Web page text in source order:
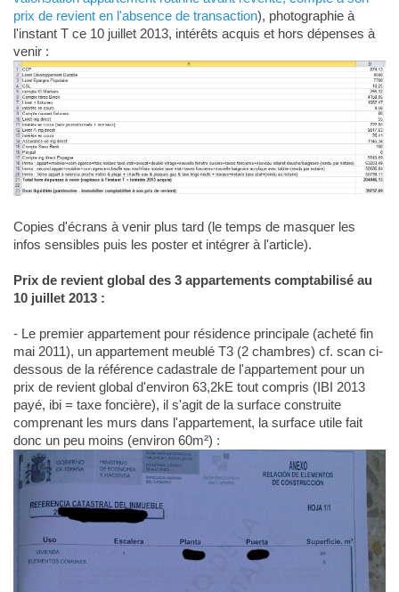
prix de revient en l'absence de transaction), photographie à
l'instant T ce 10 juillet 2013, intérêts acquis et hors dépenses à
venir :
Copies d'écrans à venir plus tard (le temps de masquer les
infos sensibles puis les poster et intégrer à l'article).
Prix de revient global des 3 appartements comptabilisé au
10 juillet 2013 :
- Le premier appartement pour résidence principale (acheté fin
mai 2011), un appartement meublé T3 (2 chambres) cf. scan ci-
dessous de la référence cadastrale de l'appartement pour un
prix de revient global d'environ 63,2kE tout compris (IBI 2013
payé, ibi = taxe foncière), il s'agit de la surface construite
comprenant les murs dans l'appartement, la surface utile fait
donc un peu moins (environ 60m²) :